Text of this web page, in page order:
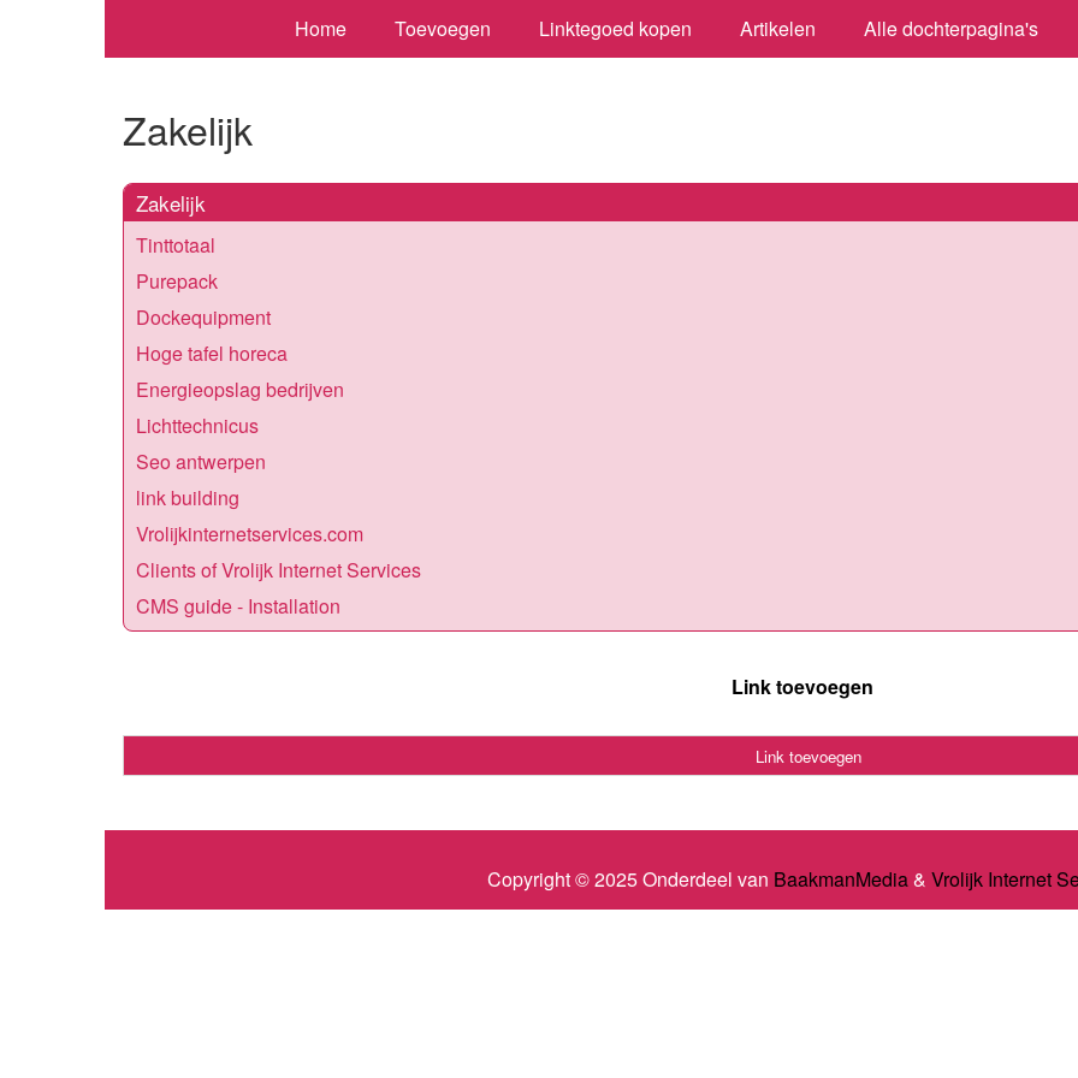
Home Toevoegen Linktegoed kopen Artikelen Alle dochterpagina's
Zakelijk
Zakelijk
Tinttotaal
Purepack
Dockequipment
Hoge tafel horeca
Energieopslag bedrijven
Lichttechnicus
Seo antwerpen
link building
Vrolijkinternetservices.com
Clients of Vrolijk Internet Services
CMS guide - Installation
Link toevoegen
Link toevoegen
Copyright © 2025 Onderdeel van BaakmanMedia& Vrolijk Internet